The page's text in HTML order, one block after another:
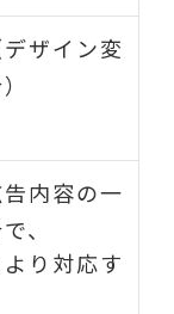
ザイン変
内容の一
、
り対応す